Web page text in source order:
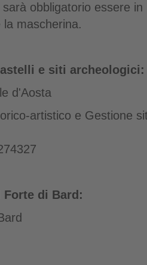
obbligatorio essere
mascherina.
e siti archeologici:
d'Aosta
artistico e Gestione
Forte di Bard: